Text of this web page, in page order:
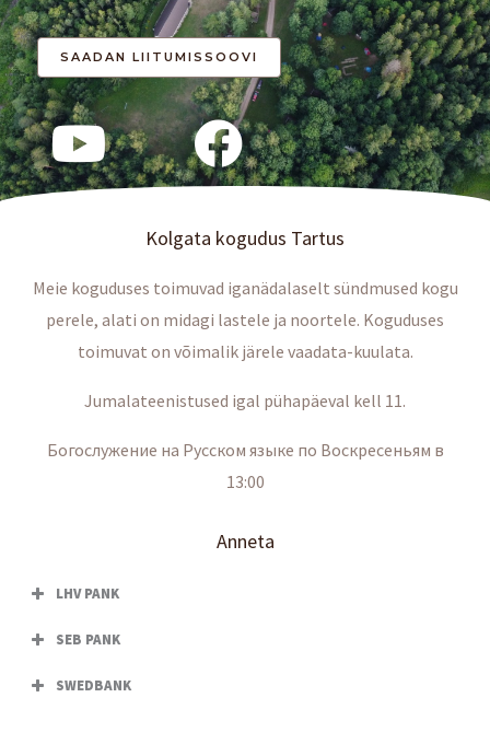
Kolgata kogudus Tartus
Meie koguduses toimuvad iganädalaselt sündmused kogu
perele, alati on midagi lastele ja noortele. Koguduses
toimuvat on võimalik järele vaadata-kuulata.
Jumalateenistused igal pühapäeval kell 11.
Богослужение на Русском языке по Воскресеньям в
13:00
Anneta
LHV PANK
SEB PANK
SWEDBANK